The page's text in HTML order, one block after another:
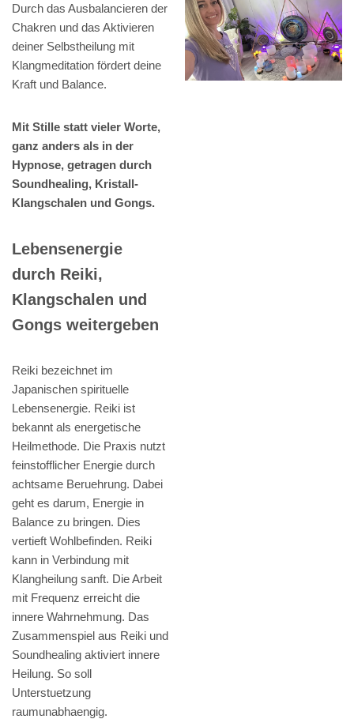
Durch das Ausbalancieren der
Chakren und das Aktivieren
deiner Selbstheilung mit
Klangmeditation fördert deine
Kraft und Balance.
Mit Stille statt vieler Worte,
ganz anders als in der
Hypnose, getragen durch
Soundhealing, Kristall-
Klangschalen und Gongs.
Lebensenergie
durch Reiki,
Klangschalen und
Gongs weitergeben
Reiki bezeichnet im
Japanischen spirituelle
Lebensenergie. Reiki ist
bekannt als energetische
Heilmethode. Die Praxis nutzt
feinstofflicher Energie durch
achtsame Beruehrung. Dabei
geht es darum, Energie in
Balance zu bringen. Dies
vertieft Wohlbefinden. Reiki
kann in Verbindung mit
Klangheilung sanft. Die Arbeit
mit Frequenz erreicht die
innere Wahrnehmung. Das
Zusammenspiel aus Reiki und
Soundhealing aktiviert innere
Heilung. So soll
Unterstuetzung
raumunabhaengig.